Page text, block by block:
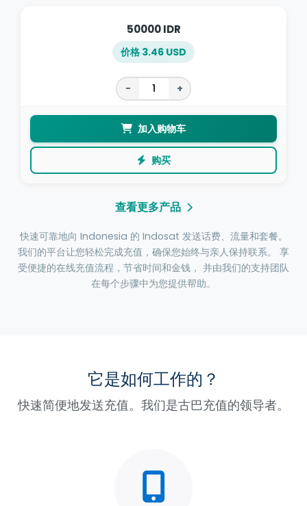
50000 IDR
价格 3.46 USD
− +
加入购物车
购买
查看更多产品
快速可靠地向 Indonesia 的 Indosat 发送话费、流量和套餐。
我们的平台让您轻松完成充值，确保您始终与亲人保持联系。 享
受便捷的在线充值流程，节省时间和金钱， 并由我们的支持团队
在每个步骤中为您提供帮助。
它是如何工作的？
快速简便地发送充值。我们是古巴充值的领导者。